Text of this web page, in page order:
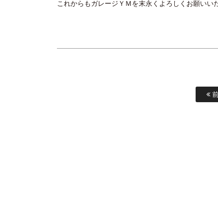
これからもガレージＹＭを末永くよろしくお願いい